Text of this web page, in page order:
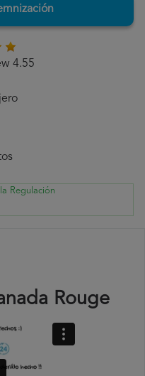
4.55
Regulación
Rouge